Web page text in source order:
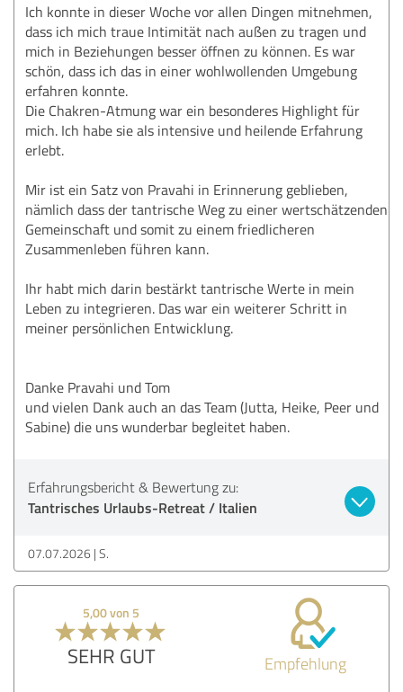
Ich konnte in dieser Woche vor allen Dingen mitnehmen,
dass ich mich traue Intimität nach außen zu tragen und
mich in Beziehungen besser öffnen zu können. Es war
schön, dass ich das in einer wohlwollenden Umgebung
erfahren konnte.
Die Chakren-Atmung war ein besonderes Highlight für
mich. Ich habe sie als intensive und heilende Erfahrung
erlebt.
Mir ist ein Satz von Pravahi in Erinnerung geblieben,
nämlich dass der tantrische Weg zu einer wertschätzenden
Gemeinschaft und somit zu einem friedlicheren
Zusammenleben führen kann.
Ihr habt mich darin bestärkt tantrische Werte in mein
Leben zu integrieren. Das war ein weiterer Schritt in
meiner persönlichen Entwicklung.
Danke Pravahi und Tom
und vielen Dank auch an das Team (Jutta, Heike, Peer und
Sabine) die uns wunderbar begleitet haben.
Erfahrungsbericht & Bewertung zu:
Tantrisches Urlaubs-Retreat / Italien
07.07.2026 S.
5,00 von 5
SEHR GUT Empfehlung